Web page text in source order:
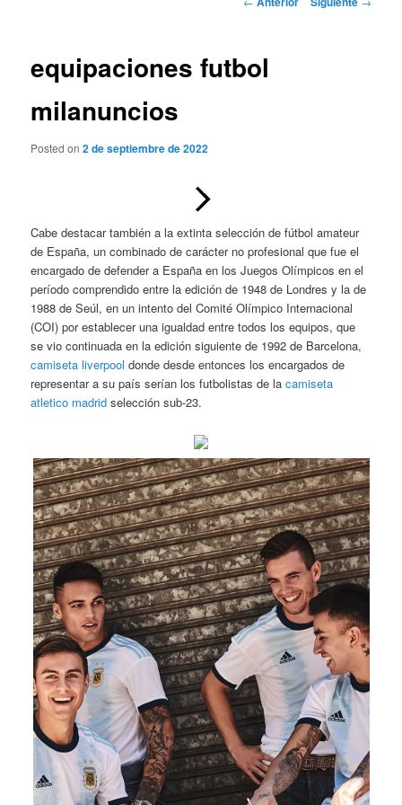
equipaciones futbol
milanuncios
Posted on2 de septiembre de 2022
Cabe destacar también a la extinta selección de fútbol amateur
de España, un combinado de carácter no profesional que fue el
encargado de defender a España en los Juegos Olímpicos en el
período comprendido entre la edición de 1948 de Londres y la de
1988 de Seúl, en un intento del Comité Olímpico Internacional
(COI) por establecer una igualdad entre todos los equipos, que
se vio continuada en la edición siguiente de 1992 de Barcelona,
camiseta liverpool donde desde entonces los encargados de
representar a su país serían los futbolistas de lacamiseta
atletico madrid selección sub-23.